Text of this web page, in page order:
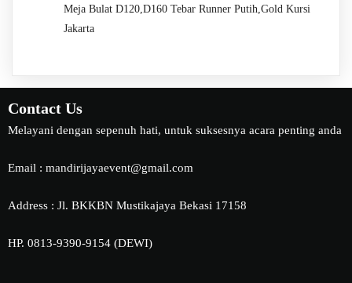
Meja Bulat D120,D160 Tebar Runner Putih,Gold Kursi
Jakarta
Contact Us
Melayani dengan sepenuh hati, untuk suksesnya acara penting anda
Email : mandirijayaevent@gmail.com
Address : Jl. BKKBN Mustikajaya Bekasi 17158
HP. 0813-9390-9154 (DEWI)